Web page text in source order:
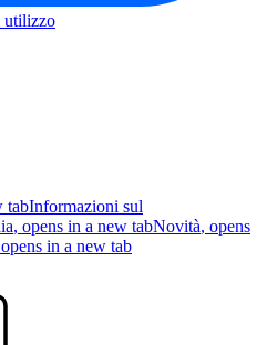
utilizzo
tabInformazioni sul
, opens in a new tabNovità, opens
in a new tab